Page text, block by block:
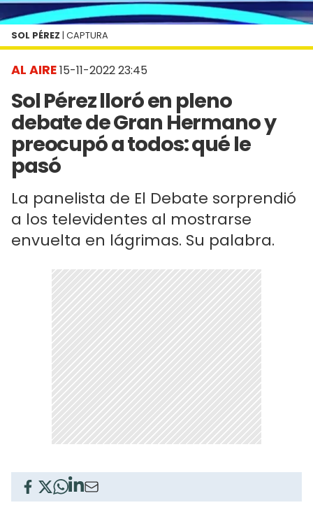
AL AIRE15-11-2022 23:45
Sol Pérez lloró en pleno
debate de Gran Hermano y
preocupó a todos: qué le
pasó
La panelista de El Debate sorprendió
a los televidentes al mostrarse
envuelta en lágrimas. Su palabra.
SOL PÉREZ | CAPTURA